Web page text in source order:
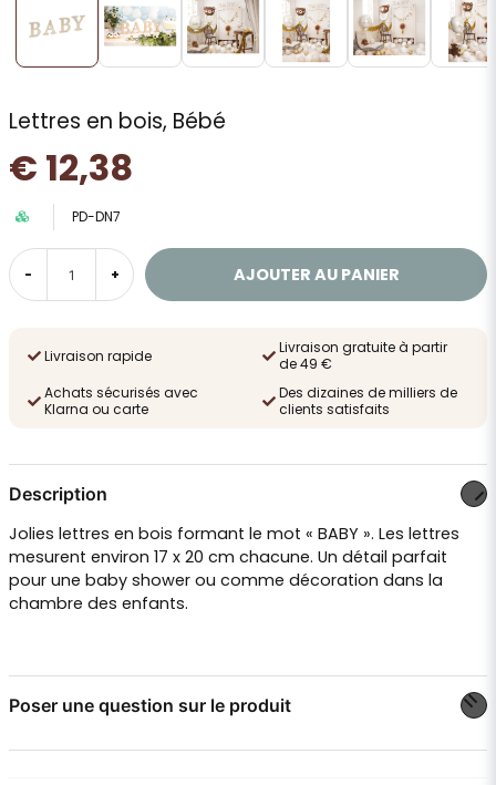
Lettres en bois, Bébé
€ 12,38
PD-DN7
- + AJOUTER AU PANIER
Livraison rapide
Livraison gratuite à partir
de 49 €
Achats sécurisés avec
Klarna ou carte
Des dizaines de milliers de
clients satisfaits
Description
Jolies lettres en bois formant le mot « BABY ». Les lettres
mesurent environ 17 x 20 cm chacune. Un détail parfait
pour une baby shower ou comme décoration dans la
chambre des enfants.
Poser une question sur le produit